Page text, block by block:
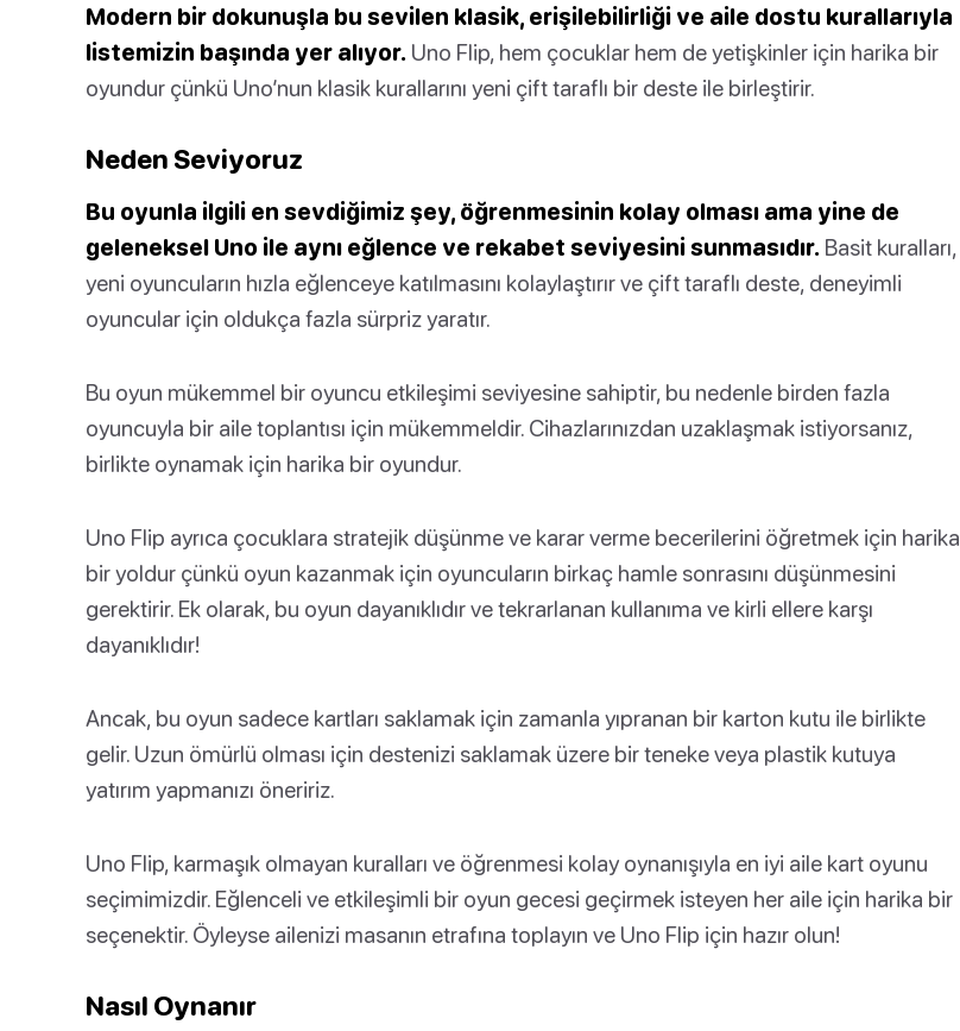
Modern bir dokunuşla bu sevilen klasik, erişilebilirliği ve aile dostu kurallarıyla
listemizin başında yer alıyor. Uno Flip, hem çocuklar hem de yetişkinler için harika bir
oyundur çünkü Uno’nun klasik kurallarını yeni çift taraflı bir deste ile birleştirir.
Neden Seviyoruz
Bu oyunla ilgili en sevdiğimiz şey, öğrenmesinin kolay olması ama yine de
geleneksel Uno ile aynı eğlence ve rekabet seviyesini sunmasıdır. Basit kuralları,
yeni oyuncuların hızla eğlenceye katılmasını kolaylaştırır ve çift taraflı deste, deneyimli
oyuncular için oldukça fazla sürpriz yaratır.
Bu oyun mükemmel bir oyuncu etkileşimi seviyesine sahiptir, bu nedenle birden fazla
oyuncuyla bir aile toplantısı için mükemmeldir. Cihazlarınızdan uzaklaşmak istiyorsanız,
birlikte oynamak için harika bir oyundur.
Uno Flip ayrıca çocuklara stratejik düşünme ve karar verme becerilerini öğretmek için harika
bir yoldur çünkü oyun kazanmak için oyuncuların birkaç hamle sonrasını düşünmesini
gerektirir. Ek olarak, bu oyun dayanıklıdır ve tekrarlanan kullanıma ve kirli ellere karşı
dayanıklıdır!
Ancak, bu oyun sadece kartları saklamak için zamanla yıpranan bir karton kutu ile birlikte
gelir. Uzun ömürlü olması için destenizi saklamak üzere bir teneke veya plastik kutuya
yatırım yapmanızı öneririz.
Uno Flip, karmaşık olmayan kuralları ve öğrenmesi kolay oynanışıyla en iyi aile kart oyunu
seçimimizdir. Eğlenceli ve etkileşimli bir oyun gecesi geçirmek isteyen her aile için harika bir
seçenektir. Öyleyse ailenizi masanın etrafına toplayın ve Uno Flip için hazır olun!
Nasıl Oynanır